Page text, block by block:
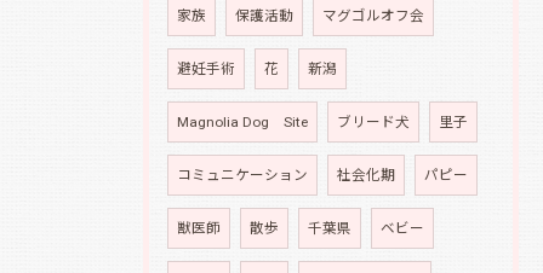
家族 保護活動 マグゴルオフ会
避妊手術 花 新潟
Magnolia Dog Site ブリード犬 里子
コミュニケーション 社会化期 パピー
獣医師 散歩 千葉県 ベビー